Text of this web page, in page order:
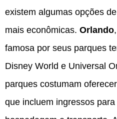
existem algumas opções
mais econômicas. Orlando
famosa por seus parques
Disney World e Universal
parques costumam
que incluem ingressos